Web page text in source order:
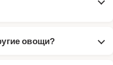
овощи?